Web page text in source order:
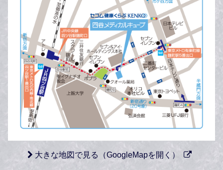
大きな地図で見る（GoogleMapを開く）